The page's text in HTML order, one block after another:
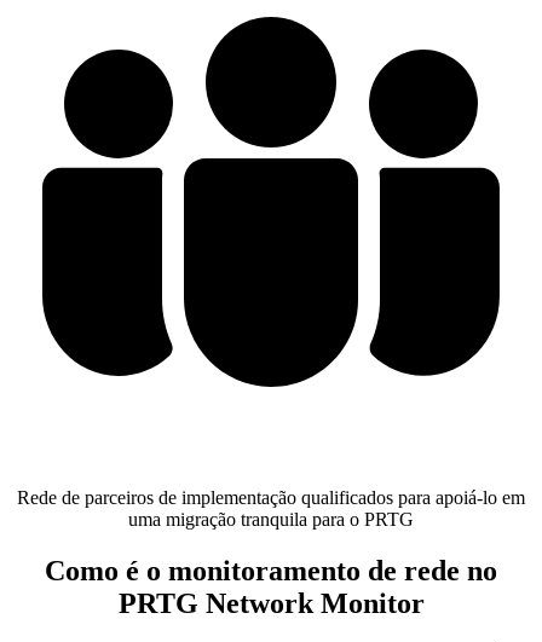
Rede de parceiros de implementação qualificados para apoiá-lo em
uma migração tranquila para o PRTG
Como é o monitoramento de rede no
PRTG Network Monitor